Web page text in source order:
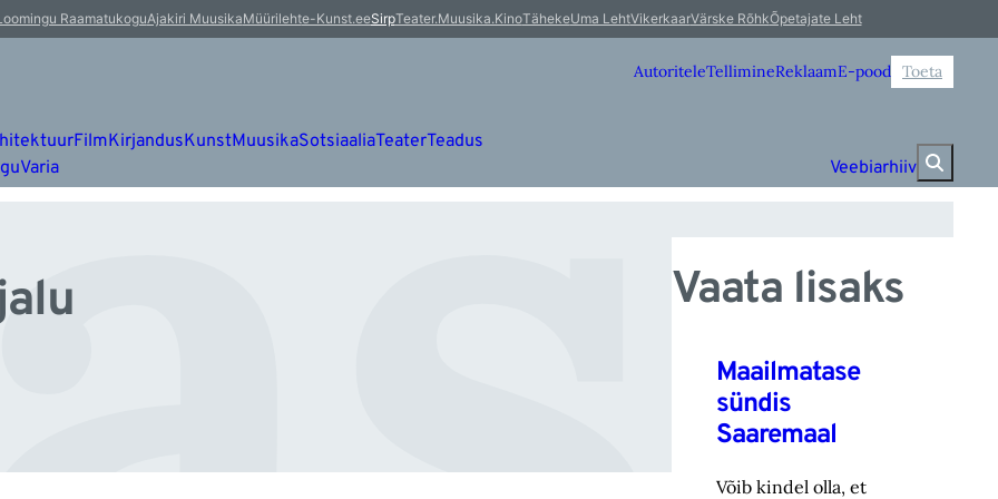
RaamatukoguAjakiri MuusikaMüürilehte-Kunst.eeSirpTeater.Muusika.KinoTähekeUma LehtVikerkaarVärske RõhkÕpetajate Leht
AutoriteleTellimineReklaamE-pood Toeta
FilmKirjandusKunstMuusikaSotsiaaliaTeaterTeadus
Varia Veebiarhiiv
Vaata lisaks
Maailmatase
sündis
Saaremaal
Võib kindel olla, et